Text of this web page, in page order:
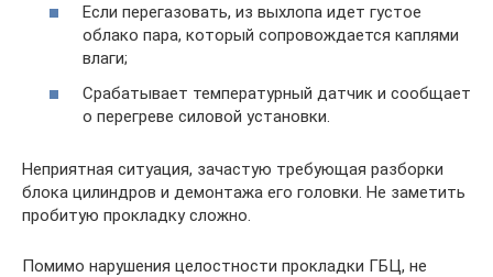
Если перегазовать, из выхлопа идет густое
облако пара, который сопровождается каплями
влаги;
Срабатывает температурный датчик и сообщает
о перегреве силовой установки.
Неприятная ситуация, зачастую требующая разборки
блока цилиндров и демонтажа его головки. Не заметить
пробитую прокладку сложно.
Помимо нарушения целостности прокладки ГБЦ, не